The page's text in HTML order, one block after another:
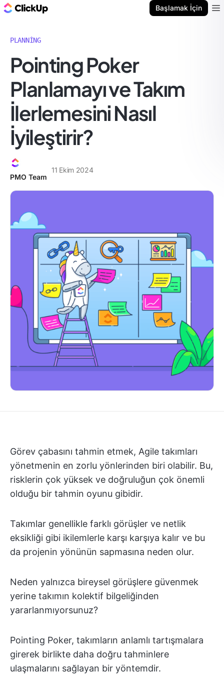
Başlamak İçin
PLANNING
Pointing Poker
Planlamayı ve Takım
İlerlemesini Nasıl
İyileştirir?
PMO Team
11 Ekim 2024
Görev çabasını tahmin etmek, Agile takımları
yönetmenin en zorlu yönlerinden biri olabilir. Bu,
risklerin çok yüksek ve doğruluğun çok önemli
olduğu bir tahmin oyunu gibidir.
Takımlar genellikle farklı görüşler ve netlik
eksikliği gibi ikilemlerle karşı karşıya kalır ve bu
da projenin yönünün sapmasına neden olur.
Neden yalnızca bireysel görüşlere güvenmek
yerine takımın kolektif bilgeliğinden
yararlanmıyorsunuz?
Pointing Poker, takımların anlamlı tartışmalara
girerek birlikte daha doğru tahminlere
ulaşmalarını sağlayan bir yöntemdir.